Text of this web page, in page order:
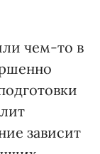
чем-то в
зависит